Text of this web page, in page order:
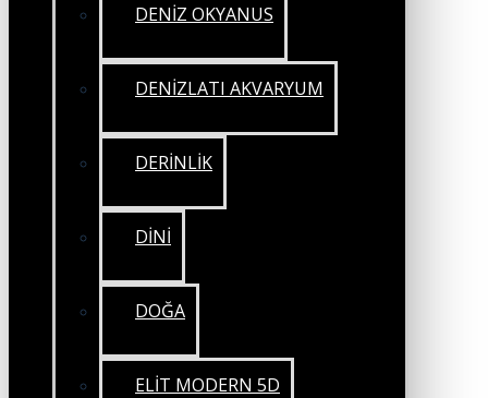
DENİZ OKYANUS
DENİZLATI AKVARYUM
DERİNLİK
DİNİ
DOĞA
ELİT MODERN 5D